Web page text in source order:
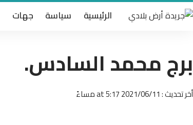
الرئيسية سياسة جهات
برج محمد السادس.
أخر تحديث : 2021/06/11 at 5:17 مساءً